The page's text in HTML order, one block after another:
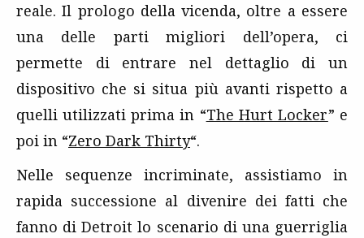
reale. Il prologo della vicenda, oltre a essere
una delle parti migliori dell’opera, ci
permette di entrare nel dettaglio di un
dispositivo che si situa più avanti rispetto a
quelli utilizzati prima in “The Hurt Locker” e
poi in “Zero Dark Thirty“.
Nelle sequenze incriminate, assistiamo in
rapida successione al divenire dei fatti che
fanno di Detroit lo scenario di una guerriglia